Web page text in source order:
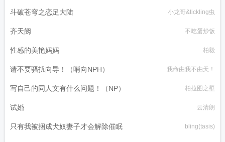
斗破苍穹之恋足大陆 小龙哥&tickling虫
齐天阙 不吃蛋炒饭
性感的美艳妈妈 柏毅
请不要骚扰向导！（哨向NPH） 我命由我不由天！
写自己的同人文有什么问题！（NP） 柏拉图之壁
试婚 云清朗
只有我被捆成犬奴妻子才会解除催眠 bling(tasis)